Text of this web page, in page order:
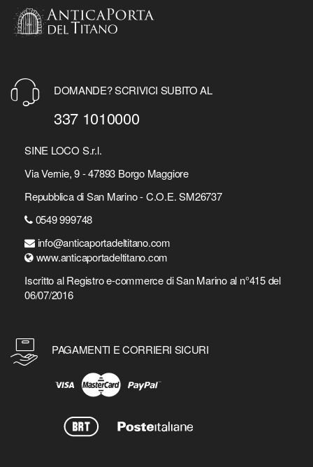
DOMANDE? SCRIVICI SUBITO AL
337 1010000
SINE LOCO S.r.l.
Via Vernie, 9 - 47893 Borgo Maggiore
Repubblica di San Marino - C.O.E. SM26737
0549 999748
info@anticaportadeltitano.com
www.anticaportadeltitano.com
Iscritto al Registro e-commerce di San Marino al n°415 del
06/07/2016
PAGAMENTI E CORRIERI SICURI